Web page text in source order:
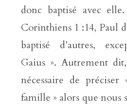
donc baptisé avec
Corinthiens 1 :14, Paul
baptisé d’autres,
Gaius ». Autrement
nécessaire de
famille » alors que nous